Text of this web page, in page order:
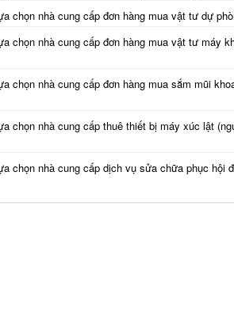
chọn nhà cung cấp đơn hàng mua vật tư dự
chọn nhà cung cấp đơn hàng mua vật tư máy
chọn nhà cung cấp đơn hàng mua sắm mũi
chọn nhà cung cấp thuê thiết bị máy xúc lật
chọn nhà cung cấp dịch vụ sửa chữa phục hội